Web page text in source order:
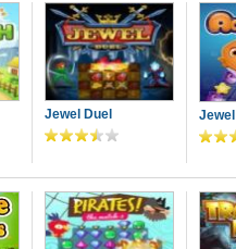
Jewel Duel